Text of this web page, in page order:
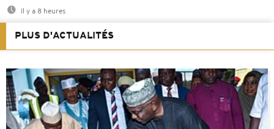
Il y a 8 heures
PLUS D'ACTUALITÉS